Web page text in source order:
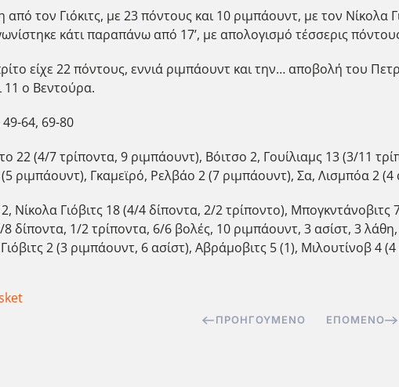
τον Γιόκιτς, με 23 πόντους και 10 ριμπάουντ, με τον
κάτι παραπάνω από 17’, με απολογισμό τέσσερις
είχε 22 πόντους, εννιά ριμπάουντ και την… αποβολή του
11 ο Βεντούρα.
64, 69-80
22 (4/7 τρίποντα, 9 ριμπάουντ), Βόιτσο 2, Γουίλιαμς 13 (3/11
ριμπάουντ), Γκαμεϊρό, Ρελβάο 2 (7 ριμπάουντ), Σα, Λισμπόα 2
Νίκολα Γιόβιτς 18 (4/4 δίποντα, 2/2 τρίποντο),
8 δίποντα, 1/2 τρίποντα, 6/6 βολές, 10 ριμπάουντ, 3 ασίστ, 3
2 (3 ριμπάουντ, 6 ασίστ), Αβράμοβιτς 5 (1), Μιλουτίνοβ 4
ΠΡΟΗΓΟΎΜΕΝΟ ΕΠΌΜΕΝΟ